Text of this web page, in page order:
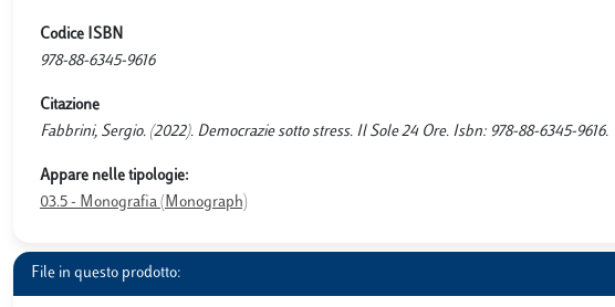
Codice ISBN
978-88-6345-9616
Citazione
Fabbrini, Sergio. (2022). Democrazie sotto stress. Il Sole 24 Ore. Isbn: 978-88-6345-9616.
Appare nelle tipologie:
03.5 - Monografia (Monograph)
File in questo prodotto: